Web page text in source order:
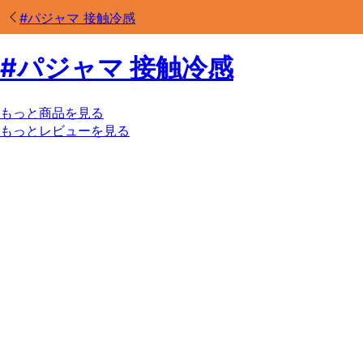
#パジャマ 接触冷感
#パジャマ 接触冷感
もっと商品を見る
もっとレビューを見る